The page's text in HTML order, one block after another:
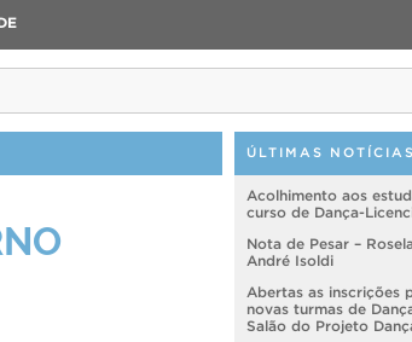
ÚLTIMAS NOTÍCIAS
Acolhimento aos
curso de Dança-
Nota de Pesar –
André Isoldi
Abertas as inscrições
novas turmas de
Salão do Projeto